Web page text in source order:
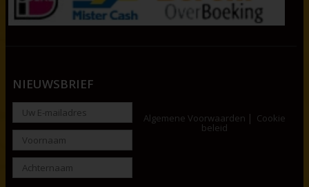
NIEUWSBRIEF
Algemene Voorwaarden Cookie
beleid